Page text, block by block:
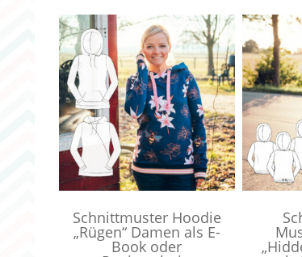
Varianten
auf.
Die
Optionen
können
auf
der
Produktseite
gewählt
werden
Schnittmuster Hoodie
„Rügen“ Damen als E-
Book oder